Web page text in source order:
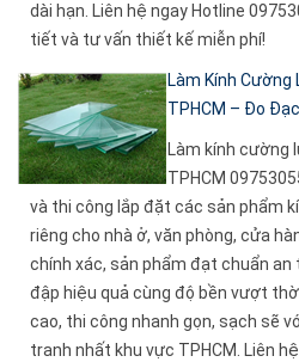
dài hạn. Liên hệ ngay Hotline
tiết và tư vấn thiết kế miễn phí!
Làm Kính
TPHCM – Đo
Làm kính cường
TPHCM
và thi công lắp đặt các sản phẩm
riêng cho nhà ở, văn phòng, cửa
chính xác, sản phẩm đạt chuẩn
đập hiệu quả cùng độ bền vượt
cao, thi công nhanh gọn, sạch sẽ
tranh nhất khu vực TPHCM. Liên